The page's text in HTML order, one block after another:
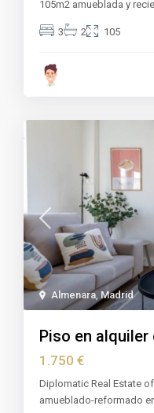
105m2 amueblada y
3 2 105
Almenara, Madrid
Piso en alquiler
1.750 €
Diplomatic Real Estate
amueblado-reformado